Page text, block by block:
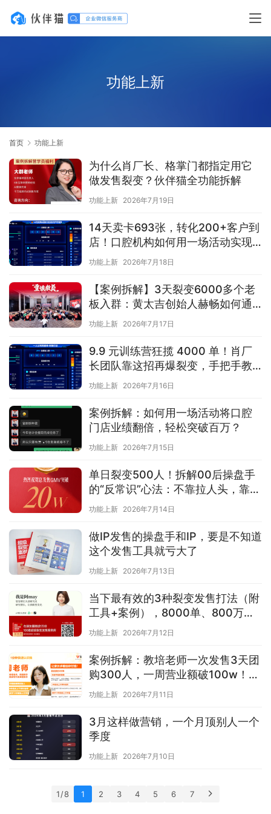
功能上新
首页 功能上新
为什么肖厂长、格掌门都指定用它
做发售裂变？伙伴猫全功能拆解
功能上新 2026年7月19日
14天卖卡693张，转化200+客户到
店！口腔机构如何用一场活动实现
业绩爆发？
功能上新 2026年7月18日
【案例拆解】3天裂变6000多个老
板入群：黄太吉创始人赫畅如何通
过一场”云喝酒”发售高效激活私域？
功能上新 2026年7月17日
9.9 元训练营狂揽 4000 单！肖厂
长团队靠这招再爆裂变，手把手教
你抄作业
功能上新 2026年7月16日
案例拆解：如何用一场活动将口腔
门店业绩翻倍，轻松突破百万？
功能上新 2026年7月15日
单日裂变500人！拆解00后操盘手
的“反常识”心法：不靠拉人头，靠
“白嫖人情”
功能上新 2026年7月14日
做IP发售的操盘手和IP，要是不知道
这个发售工具就亏大了
功能上新 2026年7月13日
当下最有效的3种裂变发售打法（附
工具+案例），8000单、800万成
交…都是用这3种裂变打法跑出来的
功能上新 2026年7月12日
案例拆解：教培老师一次发售3天团
购300人，一周营业额破100w！她
用这7步让家长求着付钱
功能上新 2026年7月11日
3月这样做营销，一个月顶别人一个
季度
功能上新 2026年7月10日
1 / 8 1 2 3 4 5 6 7